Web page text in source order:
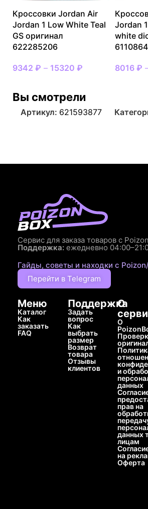
Кроссовки Jordan Air
Jordan 1 Low White Teal
GS оригинал
622285206
9342 ₽ – 15320 ₽
Jordan
white
8016 ₽
Вы смотрели
Артикул: 621593877
Сервис для заказа товаров с
Поддержка: ежедневно
Гайды, советы и находки с
Перейти в Telegram
Меню
Каталог
Как
заказать
FAQ
Поддержка
Задать
вопрос
Как
выбрать
размер
Возврат
товара
Отзывы
клиентов
О
О
и
данных
прав на
данных
лицам
на
Оферта